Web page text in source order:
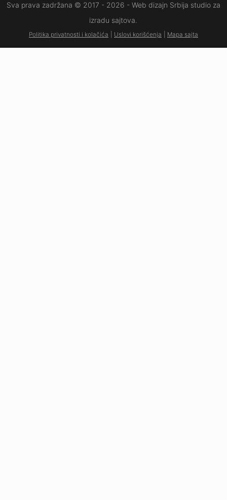
Sva prava zadržana © 2017 - 2026 - Web dizajn Srbija studio za
izradu sajtova.
Politika privatnosti i kolačića Uslovi korišćenja Mapa sajta